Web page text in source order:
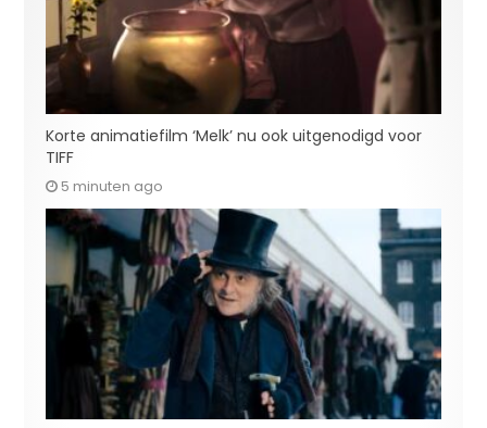
Korte animatiefilm ‘Melk’ nu ook uitgenodigd voor
TIFF
5 minuten ago